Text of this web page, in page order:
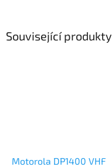
Související produkty
Motorola DP1400 VHF